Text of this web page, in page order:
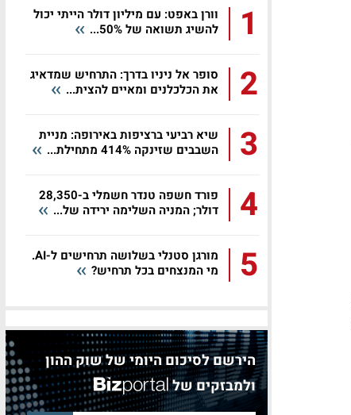
1
וורן באפט: עם מיליון דולר הייתי יכול
להשיג תשואה של 50%...
2
סופר אל ניניו בדרך: התרחיש שמדאיג
את הכלכלנים ומאיים להצית...
3
שיא רביעי ברציפות באירופה: מניית
השבבים שזינקה 414% מתחילת...
4
פורד חשפה טנדר חשמלי ב-28,350
דולר; המניה השלימה ירידה של...
5
מורגן סטנלי בשלושה תרחישים ל-AI.
מי המנצחים בכל תרחיש?
הירשם לסיכום היומי של שוק ההון
ולמבזקים של